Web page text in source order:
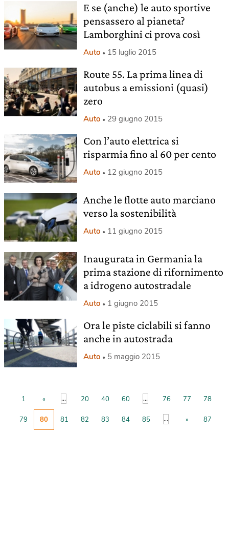
E se (anche) le auto sportive
pensassero al pianeta?
Lamborghini ci prova così
Auto 15 luglio 2015
Route 55. La prima linea di
autobus a emissioni (quasi)
zero
Auto 29 giugno 2015
Con l’auto elettrica si
risparmia fino al 60 per cento
Auto 12 giugno 2015
Anche le flotte auto marciano
verso la sostenibilità
Auto 11 giugno 2015
Inaugurata in Germania la
prima stazione di rifornimento
a idrogeno autostradale
Auto 1 giugno 2015
Ora le piste ciclabili si fanno
anche in autostrada
Auto 5 maggio 2015
1 « ... 20 40 60 ... 76 77 78
79 80 81 82 83 84 85 ... » 87